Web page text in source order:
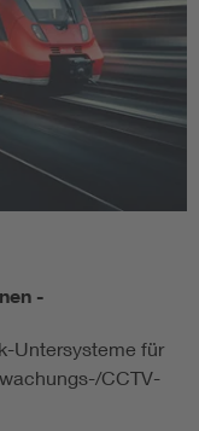
-
Untersysteme für
CCTV-